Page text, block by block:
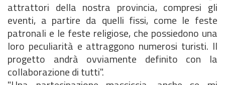
attrattori della nostra provincia, compresi gli
eventi, a partire da quelli fissi, come le feste
patronali e le feste religiose, che possiedono una
loro peculiarità e attraggono numerosi turisti. Il
progetto andrà ovviamente definito con la
collaborazione di tutti".